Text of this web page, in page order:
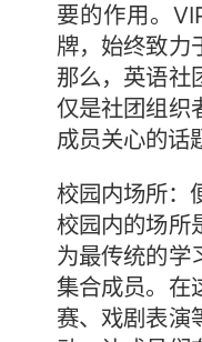
要的作用。
牌，始终致力
那么，英语社
仅是社团组织
成员关心的话
校园内场所：
校园内的场所
为最传统的学
集合成员。在
赛、戏剧表演